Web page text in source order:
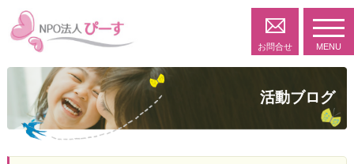
お問合せ MENU
活動ブログ